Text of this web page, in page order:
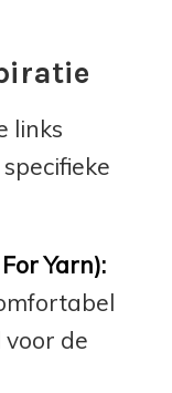
links
Yarn):
de